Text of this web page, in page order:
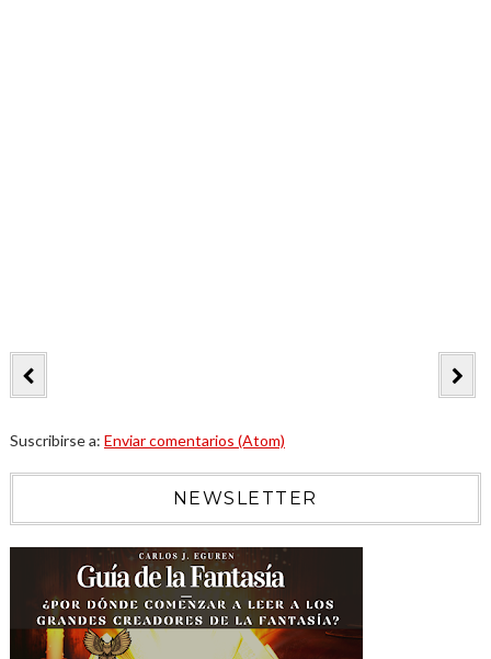
Suscribirse a: Enviar comentarios (Atom)
NEWSLETTER